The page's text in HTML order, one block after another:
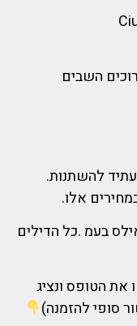
אלו.
בעמ .כל הדילים
את הטופס ונציג
סופי להזמנה)